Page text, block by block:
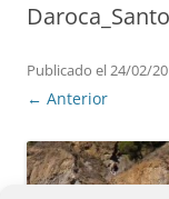
Publicado el24/02/
← Anterior